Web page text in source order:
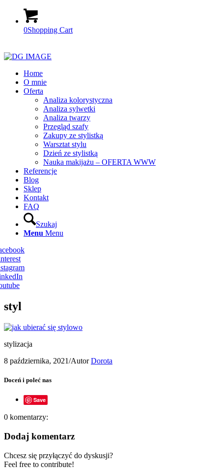
0Shopping Cart
Home
O mnie
Oferta
Analiza kolorystyczna
Analiza sylwetki
Analiza twarzy
Przegląd szafy
Zakupy ze stylistką
Warsztat stylu
Dzień ze stylistką
Nauka makijażu – OFERTA WWW
Referencje
Blog
Sklep
Kontakt
FAQ
Szukaj
Menu Menu
styl
stylizacja
8 października, 2021/AutorDorota
Doceń i poleć nas
Save
0 komentarzy:
Dodaj komentarz
Chcesz się przyłączyć do dyskusji?
Feel free to contribute!